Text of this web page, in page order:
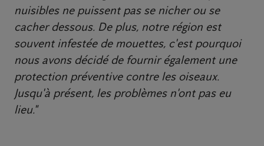
nuisibles ne puissent pas se nicher ou se
cacher dessous. De plus, notre région est
souvent infestée de mouettes, c'est pourquoi
nous avons décidé de fournir également une
protection préventive contre les oiseaux.
Jusqu'à présent, les problèmes n'ont pas eu
lieu."